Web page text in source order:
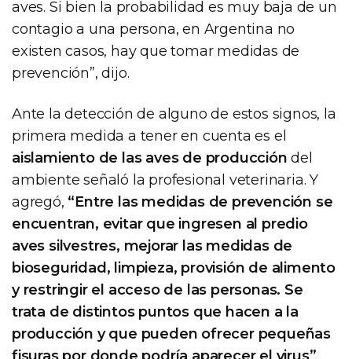
aves. Si bien la probabilidad es muy baja de un
contagio a una persona, en Argentina no
existen casos, hay que tomar medidas de
prevención”, dijo.
Ante la detección de alguno de estos signos, la
primera medida a tener en cuenta es el
aislamiento de las aves de producción del
ambiente señaló la profesional veterinaria. Y
agregó, “Entre las medidas de prevención se
encuentran, evitar que ingresen al predio
aves silvestres, mejorar las medidas de
bioseguridad, limpieza, provisión de alimento
y restringir el acceso de las personas. Se
trata de distintos puntos que hacen a la
producción y que pueden ofrecer pequeñas